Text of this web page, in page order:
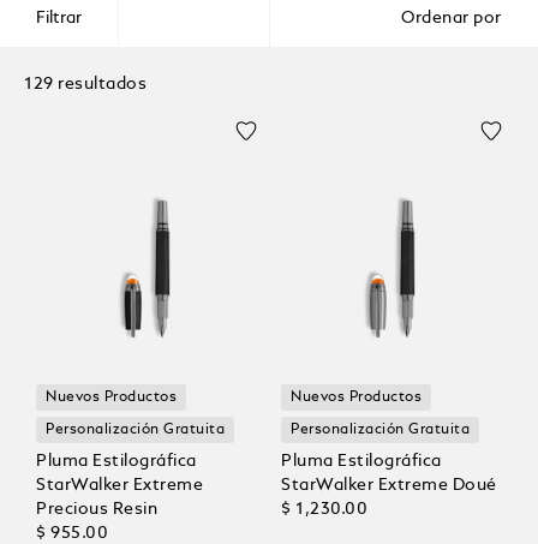
Filtrar Ordenar por
129 resultados
Nuevos Productos
Personalización Gratuita
Pluma Estilográfica
StarWalker Extreme
Precious Resin
$ 955.00
Nuevos Productos
Personalización Gratuita
Pluma Estilográfica
StarWalker Extreme Doué
$ 1,230.00